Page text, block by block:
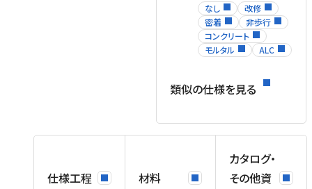
なし
改修
密着
非歩行
コンクリート
モルタル
ALC
類似の仕様を見る
仕様工程 材料
カタログ・
その他資